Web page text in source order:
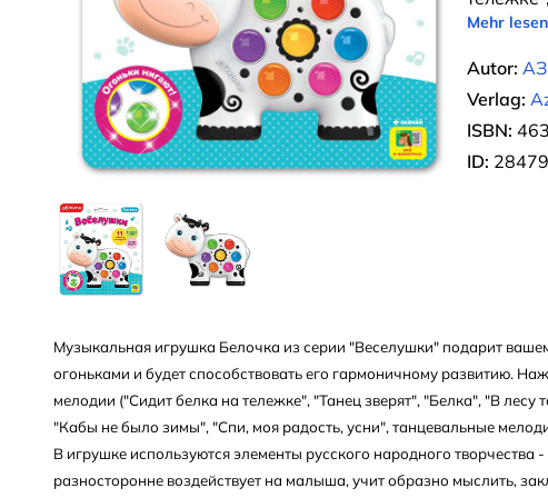
Mehr lesen
Autor:
Verlag:
ISBN:
ID:
Музыкальная игрушка Белочка из серии "Веселушки" подарит
огоньками и будет способствовать его гармоничному развитию.
мелодии ("Сидит белка на тележке", "Танец зверят", "Белка", "В
"Кабы не было зимы", "Спи, моя радость, усни", танцевальные
В игрушке используются элементы русского народного
разносторонне воздействует на малыша, учит образно мыслить,